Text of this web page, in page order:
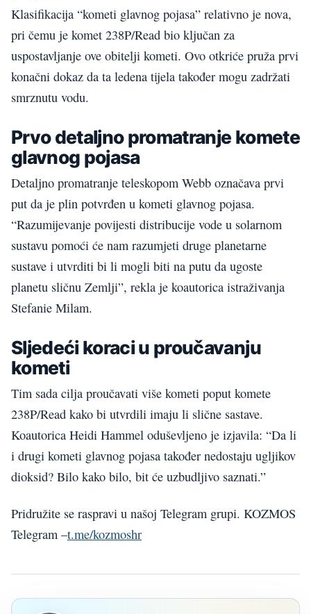
Klasifikacija “kometi glavnog pojasa” relativno je nova,
pri čemu je komet 238P/Read bio ključan za
uspostavljanje ove obitelji kometi. Ovo otkriće pruža prvi
konačni dokaz da ta ledena tijela također mogu zadržati
smrznutu vodu.
Prvo detaljno promatranje komete
glavnog pojasa
Detaljno promatranje teleskopom Webb označava prvi
put da je plin potvrđen u kometi glavnog pojasa.
“Razumijevanje povijesti distribucije vode u solarnom
sustavu pomoći će nam razumjeti druge planetarne
sustave i utvrditi bi li mogli biti na putu da ugoste
planetu sličnu Zemlji”, rekla je koautorica istraživanja
Stefanie Milam.
Sljedeći koraci u proučavanju
kometi
Tim sada cilja proučavati više kometi poput komete
238P/Read kako bi utvrdili imaju li slične sastave.
Koautorica Heidi Hammel oduševljeno je izjavila: “Da li
i drugi kometi glavnog pojasa također nedostaju ugljikov
dioksid? Bilo kako bilo, bit će uzbudljivo saznati.”
Pridružite se raspravi u našoj Telegram grupi. KOZMOS
Telegram –t.me/kozmoshr